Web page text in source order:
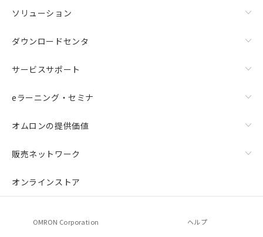
ソリューション
ダウンロードセンタ
サービスサポート
eラーニング・セミナ
オムロンの提供価値
販売ネットワーク
オンラインストア
OMRON Corporation ヘルプ